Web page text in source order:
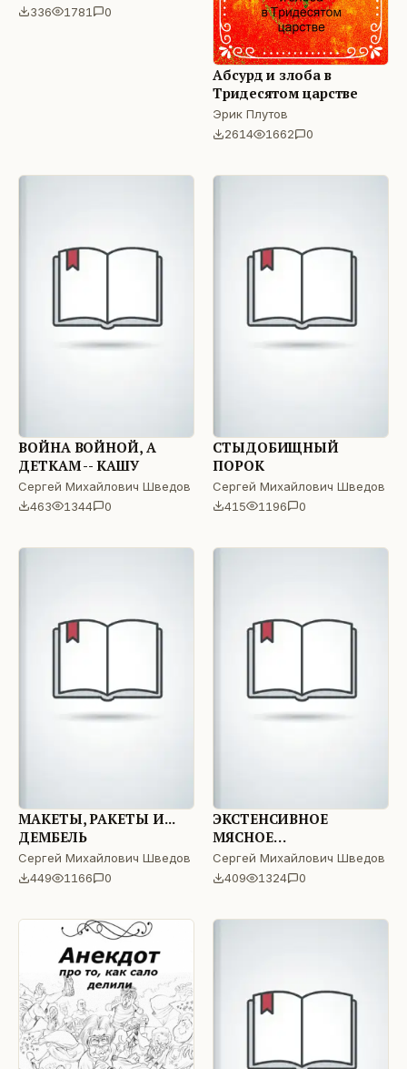
336
1781 0
Абсурд и злоба в
Тридесятом царстве
Эрик Плутов
2614
1662 0
ВОЙНА ВОЙНОЙ, А
ДЕТКАМ -- КАШУ
Сергей Михайлович Шведов
463
1344 0
СТЫДОБИЩНЫЙ
ПОРОК
Сергей Михайлович Шведов
415
1196 0
МАКЕТЫ, РАКЕТЫ И...
ДЕМБЕЛЬ
Сергей Михайлович Шведов
449
1166 0
ЭКСТЕНСИВНОЕ
МЯСНОЕ
СКОТОВОДСТВО ПО-
ЕВРОПЕЙСКИ
Сергей Михайлович Шведов
409
1324 0